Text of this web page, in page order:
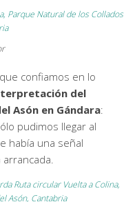
confiamos en lo
del
Asón en Gándara:
pudimos llegar al
había una señal